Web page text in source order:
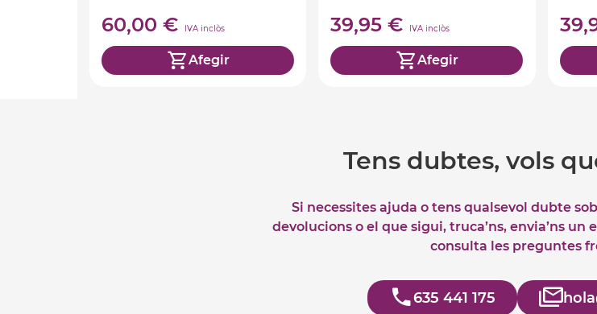
60,00 € IVA inclòs
Afegir
39,95 € IVA inclòs
Afegir
Tens dubtes, vols
Si necessites ajuda o tens qualsevol dubte
devolucions o el que sigui, truca’ns, envia’ns
consulta les preguntes
635 441 175